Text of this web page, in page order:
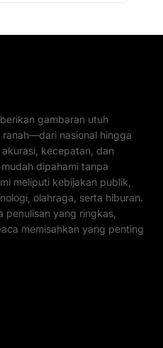
gambaran utuh
nasional hingga
kecepatan, dan
dipahami tanpa
meliputi kebijakan publik,
olahraga, serta hiburan.
penulisan yang ringkas,
memisahkan yang penting